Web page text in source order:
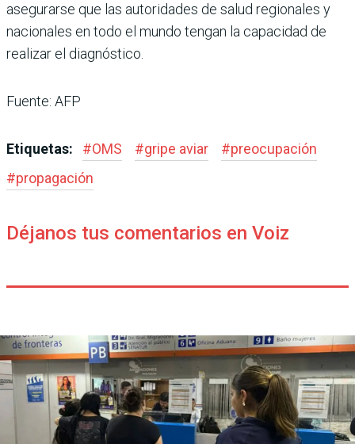
asegurarse que las autoridades de salud regionales y
nacionales en todo el mundo tengan la capacidad de
realizar el diagnóstico.
Fuente: AFP
Etiquetas: #OMS #gripe aviar #preocupación
#propagación
Déjanos tus comentarios en Voiz